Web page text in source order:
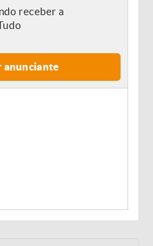
receber a
anunciante